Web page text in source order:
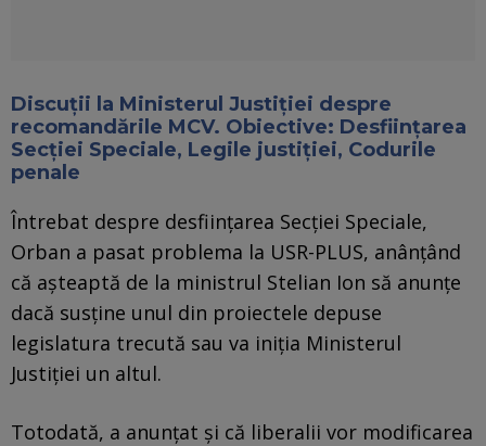
Discuții la Ministerul Justiției despre
recomandările MCV. Obiective: Desființarea
Secției Speciale, Legile justiției, Codurile
penale
Întrebat despre desființarea Secției Speciale,
Orban a pasat problema la USR-PLUS, anânțând
că așteaptă de la ministrul Stelian Ion să anunțe
dacă susține unul din proiectele depuse
legislatura trecută sau va iniția Ministerul
Justiției un altul.
Totodată, a anunțat și că liberalii vor modificarea